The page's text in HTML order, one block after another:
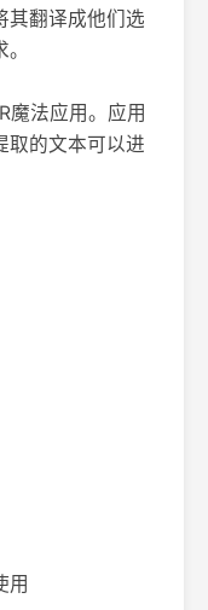
其翻译成他们选
魔法应用。应用
取的文本可以进
用